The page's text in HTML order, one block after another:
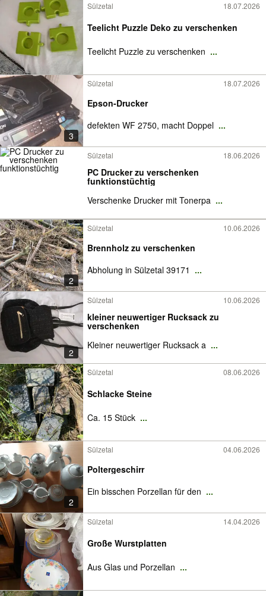
Sülzetal 18.07.2026
Teelicht Puzzle Deko zu verschenken
Teelicht Puzzle zu verschenken ...
3
Sülzetal 18.07.2026
Epson-Drucker
defekten WF 2750, macht Doppel ...
Sülzetal 18.06.2026
PC Drucker zu verschenken
funktionstüchtig
Verschenke Drucker mit Tonerpa ...
2
Sülzetal 10.06.2026
Brennholz zu verschenken
Abholung in Sülzetal 39171 ...
2
Sülzetal 10.06.2026
kleiner neuwertiger Rucksack zu
verschenken
Kleiner neuwertiger Rucksack a ...
Sülzetal 08.06.2026
Schlacke Steine
Ca. 15 Stück ...
2
Sülzetal 04.06.2026
Poltergeschirr
Ein bisschen Porzellan für den ...
Sülzetal 14.04.2026
Große Wurstplatten
Aus Glas und Porzellan ...